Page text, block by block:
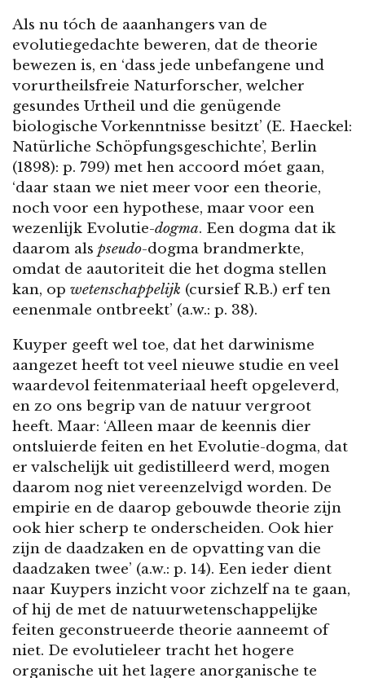
Als nu tóch de aaanhangers van de
evolutiegedachte beweren, dat de theorie
bewezen is, en ‘dass jede unbefangene und
vorurtheilsfreie Naturforscher, welcher
gesundes Urtheil und die genügende
biologische Vorkenntnisse besitzt’ (E. Haeckel:
Natürliche Schöpfungsgeschichte’, Berlin
(1898): p. 799) met hen accoord móet gaan,
‘daar staan we niet meer voor een theorie,
noch voor een hypothese, maar voor een
wezenlijk Evolutie-dogma. Een dogma dat ik
daarom als pseudo-dogma brandmerkte,
omdat de aautoriteit die het dogma stellen
kan, op wetenschappelijk (cursief R.B.) erf ten
eenenmale ontbreekt’ (a.w.: p. 38).
Kuyper geeft wel toe, dat het darwinisme
aangezet heeft tot veel nieuwe studie en veel
waardevol feitenmateriaal heeft opgeleverd,
en zo ons begrip van de natuur vergroot
heeft. Maar: ‘Alleen maar de keennis dier
ontsluierde feiten en het Evolutie-dogma, dat
er valschelijk uit gedistilleerd werd, mogen
daarom nog niet vereenzelvigd worden. De
empirie en de daarop gebouwde theorie zijn
ook hier scherp te onderscheiden. Ook hier
zijn de daadzaken en de opvatting van die
daadzaken twee’ (a.w.: p. 14). Een ieder dient
naar Kuypers inzicht voor zichzelf na te gaan,
of hij de met de natuurwetenschappelijke
feiten geconstrueerde theorie aanneemt of
niet. De evolutieleer tracht het hogere
organische uit het lagere anorganische te